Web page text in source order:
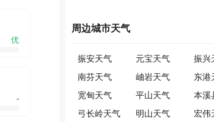
优
-
周边城市天气
振安天气 元宝天气
振兴
南芬天气
岫岩天气
东港
宽甸天气
平山天气
本溪
弓长岭天气
明山天气
宏伟